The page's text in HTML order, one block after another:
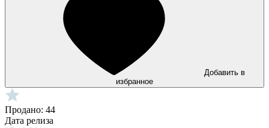
Добавить в
избранное
Продано: 44
Дата релиза